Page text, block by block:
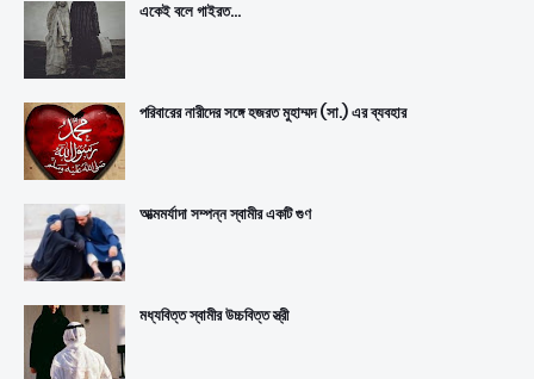
একেই বলে গাইরত...
পরিবারের নারীদের সঙ্গে হজরত মুহাম্মদ (সা.) এর ব্যবহার
আত্মমর্যাদা সম্পন্ন স্বামীর একটি গুণ
মধ্যবিত্ত স্বামীর উচ্চবিত্ত স্ত্রী